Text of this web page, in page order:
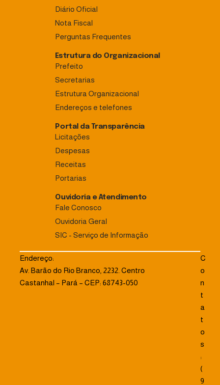
Diário Oficial
Nota Fiscal
Perguntas Frequentes
Estrutura do Organizacional
Prefeito
Secretarias
Estrutura Organizacional
Endereços e telefones
Portal da Transparência
Licitações
Despesas
Receitas
Portarias
Ouvidoria e Atendimento
Fale Conosco
Ouvidoria Geral
SIC - Serviço de Informação
Endereço:
Av. Barão do Rio Branco, 2232. Centro
Castanhal – Pará – CEP: 68743-050
C
o
n
t
a
t
o
s
:
(
9